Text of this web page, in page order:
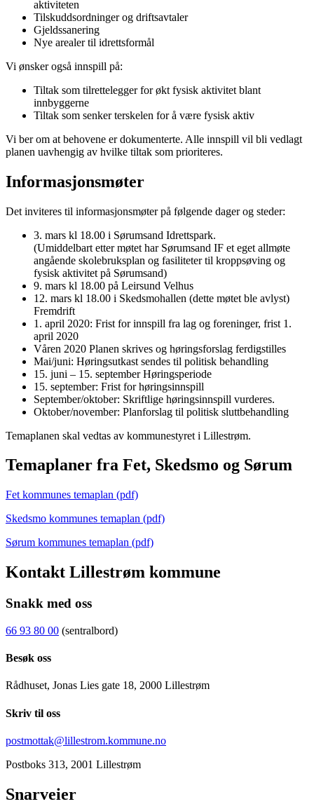
aktiviteten
Tilskuddsordninger og driftsavtaler
Gjeldssanering
Nye arealer til idrettsformål
Vi ønsker også innspill på:
Tiltak som tilrettelegger for økt fysisk aktivitet blant
innbyggerne
Tiltak som senker terskelen for å være fysisk aktiv
Vi ber om at behovene er dokumenterte. Alle innspill vil bli vedlagt
planen uavhengig av hvilke tiltak som prioriteres.
Informasjonsmøter
Det inviteres til informasjonsmøter på følgende dager og steder:
3. mars kl 18.00 i Sørumsand Idrettspark.
(Umiddelbart etter møtet har Sørumsand IF et eget allmøte
angående skolebruksplan og fasiliteter til kroppsøving og
fysisk aktivitet på Sørumsand)
9. mars kl 18.00 på Leirsund Velhus
12. mars kl 18.00 i Skedsmohallen (dette møtet ble avlyst)
Fremdrift
1. april 2020: Frist for innspill fra lag og foreninger, frist 1.
april 2020
Våren 2020 Planen skrives og høringsforslag ferdigstilles
Mai/juni: Høringsutkast sendes til politisk behandling
15. juni – 15. september Høringsperiode
15. september: Frist for høringsinnspill
September/oktober: Skriftlige høringsinnspill vurderes.
Oktober/november: Planforslag til politisk sluttbehandling
Temaplanen skal vedtas av kommunestyret i Lillestrøm.
Temaplaner fra Fet, Skedsmo og Sørum
Fet kommunes temaplan (pdf)
Skedsmo kommunes temaplan (pdf)
Sørum kommunes temaplan (pdf)
Kontakt Lillestrøm kommune
Snakk med oss
66 93 80 00 (sentralbord)
Besøk oss
Rådhuset, Jonas Lies gate 18, 2000 Lillestrøm
Skriv til oss
postmottak@lillestrom.kommune.no
Postboks 313, 2001 Lillestrøm
Snarveier